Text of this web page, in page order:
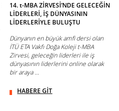
14. t-MBA ZİRVESİ’NDE GELECEĞİN
LİDERLERİ, İŞ DÜNYASININ
LİDERLERİYLE BULUŞTU
Dünyanın en büyük amfi dersi olan
İTÜ ETA Vakfı Doğa Koleji t-MBA
Zirvesi, geleceğin liderleri ile iş
dünyasının liderlerini online olarak
bir araya ...
HABERE GİT